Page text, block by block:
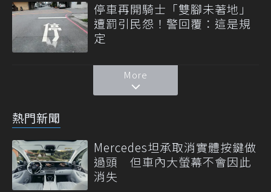
停車再開騎士「雙腳未著地」
遭罰引民怨！警回覆：這是規
定
More
熱門新聞
Mercedes坦承取消實體按鍵做
過頭 但車內大螢幕不會因此
消失